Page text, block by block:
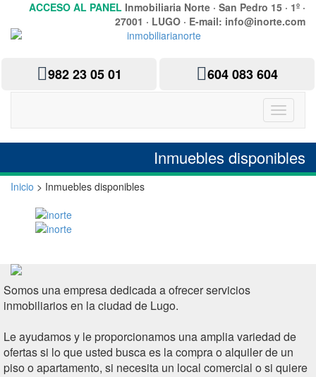
ACCESO AL PANEL Inmobiliaria Norte · San Pedro 15 · 1º ·
27001 · LUGO · E-mail: info@inorte.com
982 23 05 01 604 083 604
Inmuebles disponibles
Inicio > Inmuebles disponibles
Somos una empresa dedicada a ofrecer servicios
inmobiliarios en la ciudad de Lugo.
Le ayudamos y le proporcionamos una amplia variedad de
ofertas si lo que usted busca es la compra o alquiler de un
piso o apartamento, si necesita un local comercial o si quiere